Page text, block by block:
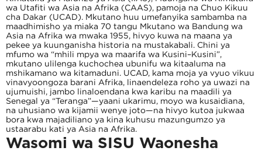
wa Utafiti wa Asia na Afrika (CAAS), pamoja na Chuo Kikuu
cha Dakar (UCAD). Mkutano huu umefanyika sambamba na
maadhimisho ya miaka 70 tangu Mkutano wa Bandung wa
Asia na Afrika wa mwaka 1955, hivyo kuwa na maana ya
pekee ya kuunganisha historia na mustakabali. Chini ya
mfumo wa “mhili mpya wa maarifa wa Kusini–Kusini”,
mkutano ulilenga kuchochea ubunifu wa kitaaluma na
mshikamano wa kitamaduni. UCAD, kama moja ya vyuo vikuu
vinavyoongoza barani Afrika, linaendeleza roho ya uwazi na
ujumuishi, jambo linaloendana kwa karibu na maadili ya
Senegal ya “Teranga”—yaani ukarimu, moyo wa kusaidiana,
na uhusiano wa kijamii wenye joto—na hivyo kutoa jukwaa
bora kwa majadiliano ya kina kuhusu mazungumzo ya
ustaarabu kati ya Asia na Afrika.
Wasomi wa SISU Waonesha